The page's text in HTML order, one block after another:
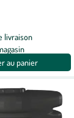
livraison
au panier